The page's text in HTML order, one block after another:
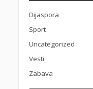
Dijaspora
Sport
Uncategorized
Vesti
Zabava